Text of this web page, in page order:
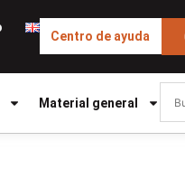
Centro de ayuda
Material general